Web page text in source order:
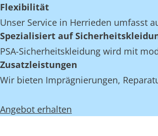
Flexibilität
Unser Service in Herrieden umfasst
Spezialisiert auf
PSA-Sicherheitskleidung wird mit
Zusatzleistungen
Wir bieten Imprägnierungen,
Angebot erhalten